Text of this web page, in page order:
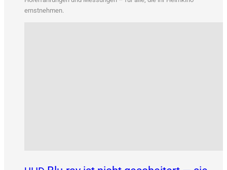
ernstnehmen.